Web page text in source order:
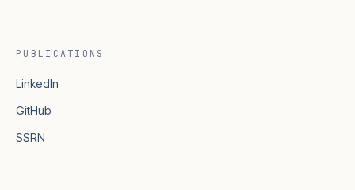
PUBLICATIONS
LinkedIn
GitHub
SSRN